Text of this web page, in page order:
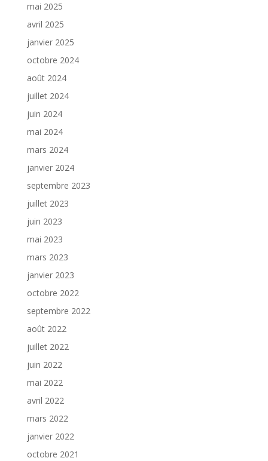
mai 2025
avril 2025
janvier 2025
octobre 2024
août 2024
juillet 2024
juin 2024
mai 2024
mars 2024
janvier 2024
septembre 2023
juillet 2023
juin 2023
mai 2023
mars 2023
janvier 2023
octobre 2022
septembre 2022
août 2022
juillet 2022
juin 2022
mai 2022
avril 2022
mars 2022
janvier 2022
octobre 2021